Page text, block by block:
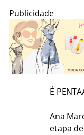
Publicidade
É
Ana
etapa